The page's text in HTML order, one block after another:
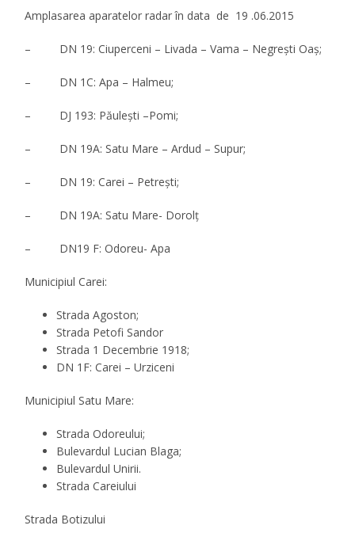
Amplasarea aparatelor radar în data de 19 .06.2015
– DN 19: Ciuperceni – Livada – Vama – Negreşti Oaş;
– DN 1C: Apa – Halmeu;
– DJ 193: Păuleşti –Pomi;
– DN 19A: Satu Mare – Ardud – Supur;
– DN 19: Carei – Petreşti;
– DN 19A: Satu Mare- Dorolţ
– DN19 F: Odoreu- Apa
MunicipiulCarei:
Strada Agoston;
Strada Petofi Sandor
Strada 1 Decembrie 1918;
DN 1F: Carei – Urziceni
Municipiul Satu Mare:
Strada Odoreului;
Bulevardul Lucian Blaga;
Bulevardul Unirii.
Strada Careiului
Strada Botizului